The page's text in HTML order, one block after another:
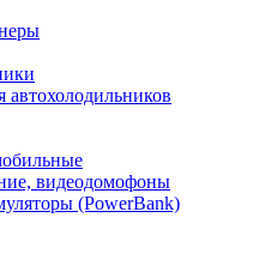
автохолодильников
видеодомофоны
(PowerBank)